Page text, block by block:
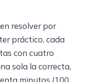
resolver por
práctico, cada
con cuatro
sola la correcta,
minutos (100